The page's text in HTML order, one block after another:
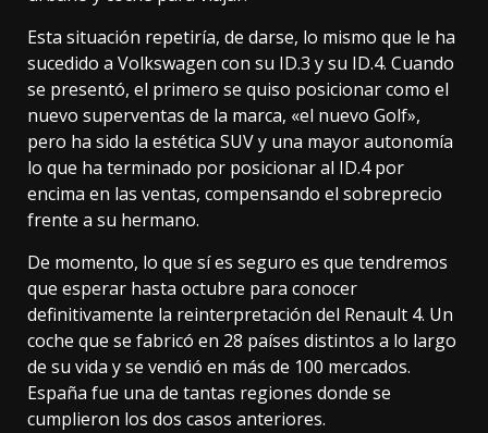
Esta situación repetiría, de darse, lo mismo que le ha
sucedido a Volkswagen con su ID.3 y su ID.4. Cuando
se presentó, el primero se quiso posicionar como el
nuevo superventas de la marca, «el nuevo Golf»,
pero ha sido la estética SUV y una mayor autonomía
lo que ha terminado por posicionar al ID.4 por
encima en las ventas, compensando el sobreprecio
frente a su hermano.
De momento, lo que sí es seguro es que tendremos
que esperar hasta octubre para conocer
definitivamente la reinterpretación del Renault 4. Un
coche que se fabricó en 28 países distintos a lo largo
de su vida y se vendió en más de 100 mercados.
España fue una de tantas regiones donde se
cumplieron los dos casos anteriores.